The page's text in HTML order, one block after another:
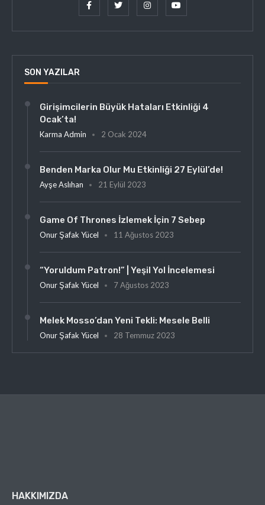
SON YAZILAR
Girişimcilerin Büyük Hataları Etkinliği 4
Ocak’ta!
Karma Admin 2 Ocak 2024
Benden Marka Olur Mu Etkinliği 27 Eylül’de!
Ayşe Aslıhan 21 Eylül 2023
Game Of Thrones İzlemek İçin 7 Sebep
Onur Şafak Yücel 11 Ağustos 2023
“Yoruldum Patron!” | Yeşil Yol İncelemesi
Onur Şafak Yücel 7 Ağustos 2023
Melek Mosso’dan Yeni Tekli: Mesele Belli
Onur Şafak Yücel 28 Temmuz 2023
HAKKIMIZDA